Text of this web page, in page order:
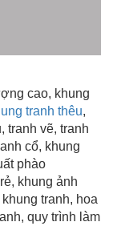
cao, khung
tranh thêu,
tranh vẽ, tranh
cổ, khung
phào
khung ảnh
tranh, hoa
quy trình làm